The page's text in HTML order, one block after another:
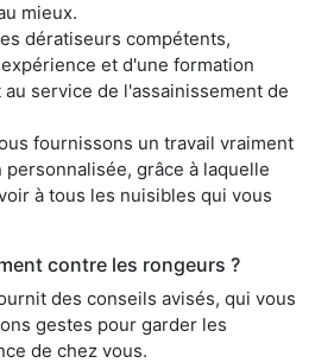
mieux.
dératiseurs compétents,
et d'une formation
service de l'assainissement de
fournissons un travail vraiment
grâce à laquelle
à tous les nuisibles qui vous
contre les rongeurs ?
des conseils avisés, qui vous
gestes pour garder les
de chez vous.